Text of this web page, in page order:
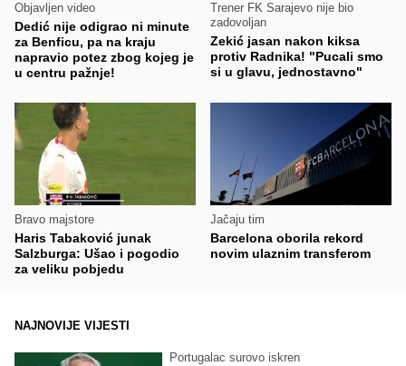
Objavljen video
Dedić nije odigrao ni minute
za Benficu, pa na kraju
napravio potez zbog kojeg je
u centru pažnje!
Trener FK Sarajevo nije bio
zadovoljan
Zekić jasan nakon kiksa
protiv Radnika! "Pucali smo
si u glavu, jednostavno"
Bravo majstore
Haris Tabaković junak
Salzburga: Ušao i pogodio
za veliku pobjedu
Jačaju tim
Barcelona oborila rekord
novim ulaznim transferom
NAJNOVIJE VIJESTI
Portugalac surovo iskren